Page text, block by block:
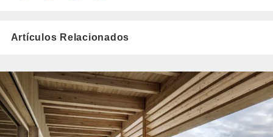
Artículos Relacionados